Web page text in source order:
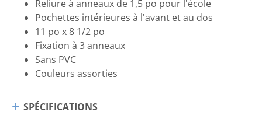
Reliure à anneaux de 1,5 po pour l'école
Pochettes intérieures à l'avant et au dos
11 po x 8 1/2 po
Fixation à 3 anneaux
Sans PVC
Couleurs assorties
SPÉCIFICATIONS